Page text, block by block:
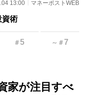
13:00 マネーポストWEB
資術
＃5 ～ ＃7
家が注目すべ